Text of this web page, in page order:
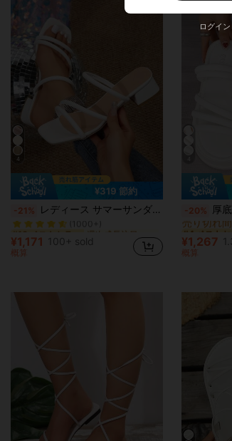
4
¥319 節約
-21% レディース サマーサンダル 新作 ファッショナブル 厚底 ハイヒール フレンチヴィンテージ フェアリースタイル アウトドア向け チャンキーヒール
#10 ベストセラー
週次成長注目商品 レディース ヒールサンダル
(1000+)
#10 ベストセラー
#10 ベストセラー
#10 ベストセラー
週次成長注目商品 レディース ヒールサンダル
¥1,171 100+ sold
概算
-20% 厚底 レデ
#4 ベストセ
売り切れ
#4 ベストセ
売り切れ間
#4 ベストセ
売り切れ間
#4 ベストセ
売り切れ間
¥1,267
概算
ログイ